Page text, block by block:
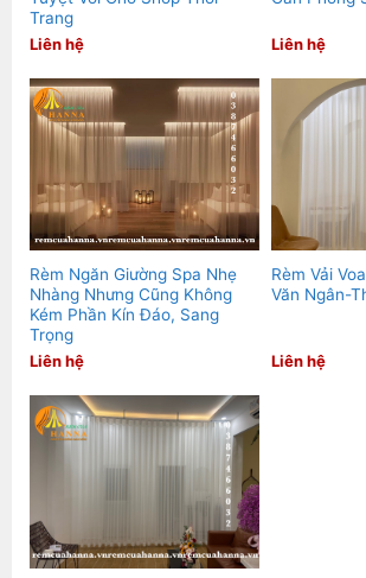
Trang
Liên hệ
Liên hệ
Rèm Ngăn Giường Spa Nhẹ
Nhàng Nhưng Cũng Không
Kém Phần Kín Đáo, Sang
Trọng
Liên hệ
Rèm Vải
Văn Ngân-
Liên hệ